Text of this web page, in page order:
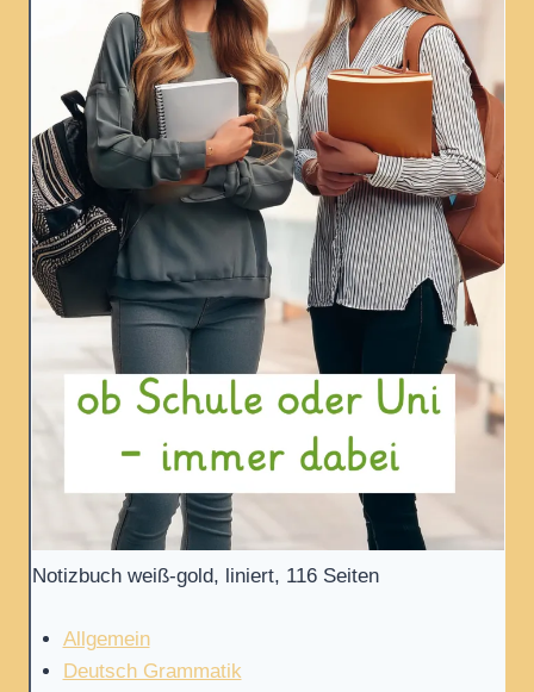
Notizbuch weiß-gold, liniert, 116 Seiten
Allgemein
Deutsch Grammatik